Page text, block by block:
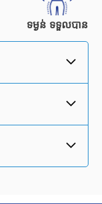
ទម្ងន់ ទទួលបាន